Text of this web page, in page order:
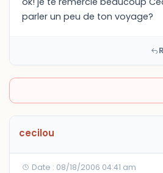
parler un peu de ton voyage?
cecilou
Date : 08/18/2006 04:41 am